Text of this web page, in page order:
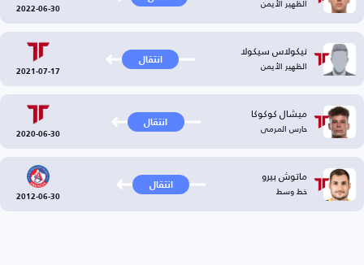
الظهير الأيمن 2022-06-30
نيكولاس سيكولا
الظهير الأيمن انتقال
2021-07-17
ميشال كوكوكا
حارس المرمى انتقال
2020-06-30
ماتوش بيرو
خط وسط انتقال
2012-06-30